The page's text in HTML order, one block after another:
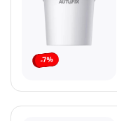
-7%